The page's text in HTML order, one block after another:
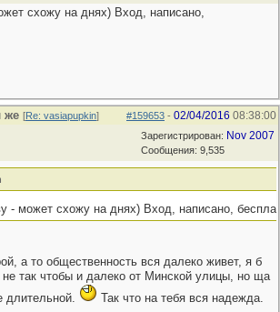
схожу на днях) Вход, написано,
#159653 - 02/04/2016 08:38:00
же [Re: vasiapupkin]
Зарегистрирован: Nov 2007
Сообщения: 9,535
- может схожу на днях) Вход, написано,
а то общественность вся далеко живет, я б
так чтобы и далеко от Минской улицы, но ща
Так что на тебя вся надежда.